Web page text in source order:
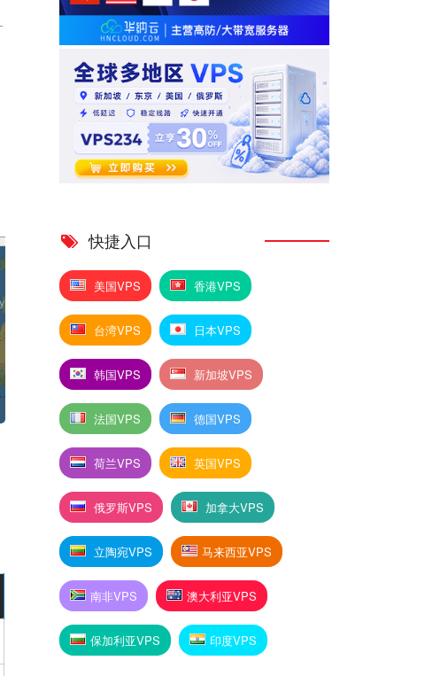
快捷入口
美国VPS 香港VPS
台湾VPS 日本VPS
韩国VPS 新加坡VPS
法国VPS 德国VPS
荷兰VPS 英国VPS
俄罗斯VPS 加拿大VPS
立陶宛VPS 马来西亚VPS
南非VPS 澳大利亚VPS
保加利亚VPS 印度VPS